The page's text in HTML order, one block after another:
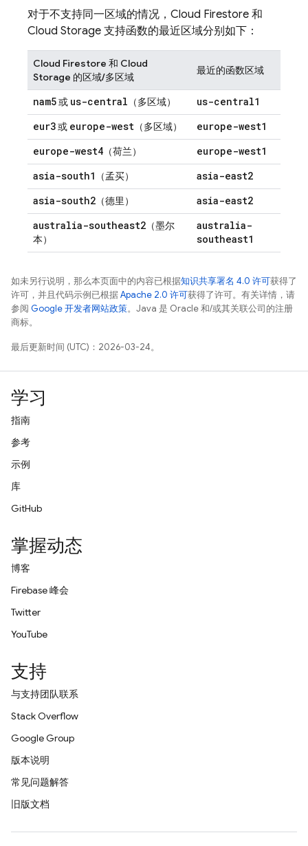
对于不支持同一区域的情况， Cloud Firestore 和
Cloud Storage 支持函数的最近区域分别如下 ：
Cloud Firestore 和 Cloud
Storage 的区域/多区域
最近的函数区域
nam5或 us-central （多区域）
us-central1
eur3或 europe-west （多区域）
europe-west1
europe-west4 （荷兰）
europe-west1
asia-south1
（孟买）
asia-east2
asia-south2 （德里）
asia-east2
australia-southeast2 （墨尔
本）
australia-
southeast1
如未另行说明，那么本页面中的内容已根据知识共享署名 4.0 许可获得了
许可，并且代码示例已根据Apache 2.0 许可获得了许可。有关详情，请
参阅 Google 开发者网站政策。Java 是 Oracle 和/或其关联公司的注册
商标。
最后更新时间 (UTC)：2026-03-24。
学习
指南
参考
示例
库
GitHub
掌握动态
博客
Firebase 峰会
Twitter
YouTube
支持
与支持团队联系
Stack Overflow
Google Group
版本说明
常见问题解答
旧版文档